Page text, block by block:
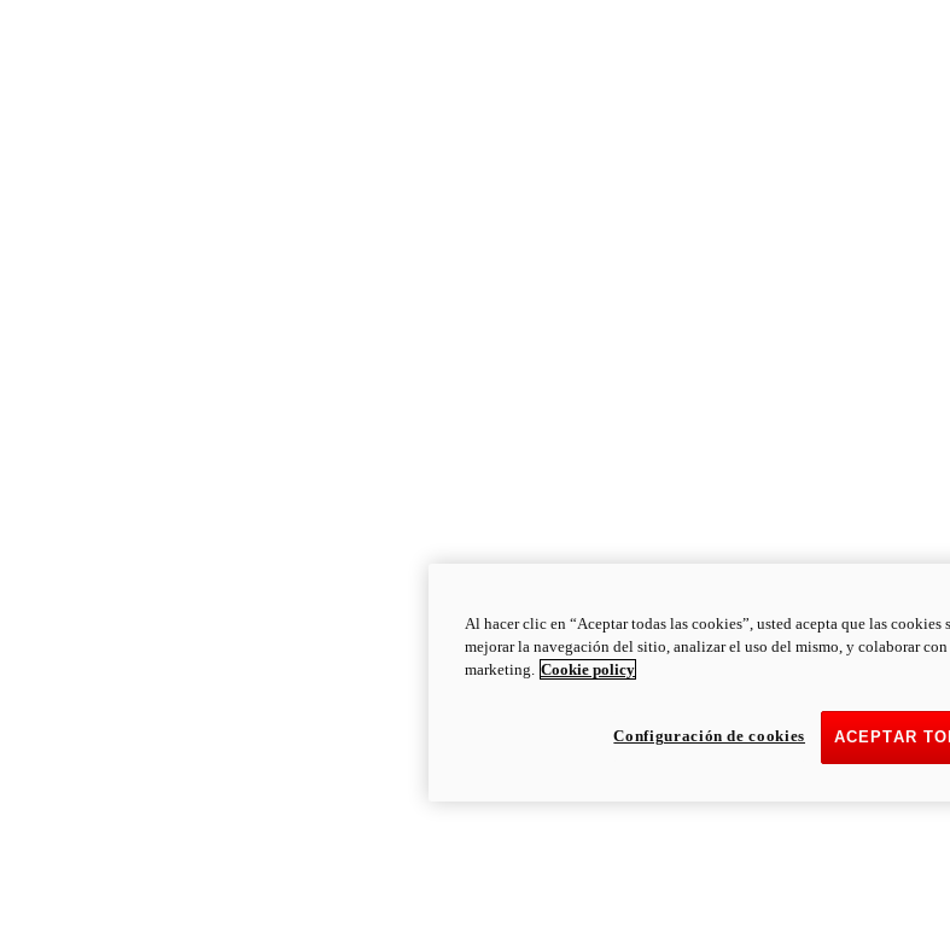
Al hacer clic en “Aceptar todas las cookies”, usted acepta que las cookies
mejorar la navegación del sitio, analizar el uso del mismo, y colaborar con
marketing. Cookie policy
ACEPTAR
Configuración de cookies